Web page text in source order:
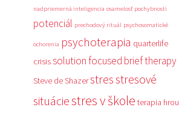
nadpriemerná inteligencia osamelosť pochybnosti
potenciál prechodový rituál psychosomatické
ochorenia psychoterapia quarterlife
crisissolution focused brief therapy
Steve de Shazerstresstresové
situáciestres v škole terapia hrou